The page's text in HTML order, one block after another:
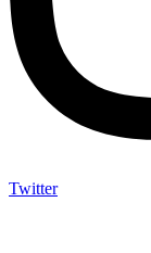
Twitter